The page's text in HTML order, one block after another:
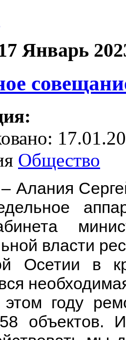
Январь
Общество
Алания
власти
Осетии в
году
объектов.